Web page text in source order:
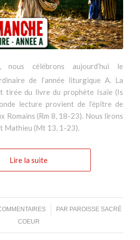
célébrons aujourd’hui le
de l’année liturgique A. La
tirée du livre du prophète Isaïe (Is
lecture provient de l’épître de
Romains (Rm 8, 18-23). Nous lirons
Mathieu (Mt 13, 1-23).
Lire la suite
/ PAR PAROISSE SACRÉ
COEUR